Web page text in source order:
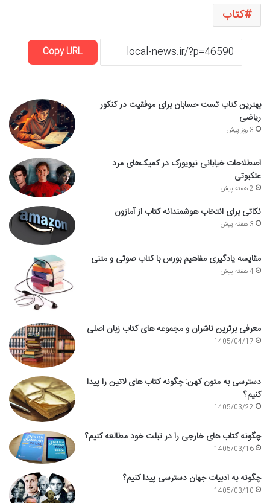
کتاب
Copy URL
بهترین کتاب تست حسابان برای موفقیت در کنکور
ریاضی
3 روز پیش
اصطلاحات خیابانی نیویورک در کمیک‌های مرد
عنکبوتی
2 هفته پیش
نکاتی برای انتخاب هوشمندانه کتاب از آمازون
3 هفته پیش
مقایسه یادگیری مفاهیم بورس با کتاب صوتی و متنی
4 هفته پیش
معرفی برترین ناشران و مجموعه های کتاب زبان اصلی
1405/04/17
دسترسی به متون کهن: چگونه کتاب های لاتین را پیدا
کنیم؟
1405/03/22
چگونه کتاب های خارجی را در تبلت خود مطالعه کنیم؟
1405/03/16
چگونه به ادبیات جهان دسترسی پیدا کنیم؟
1405/03/10